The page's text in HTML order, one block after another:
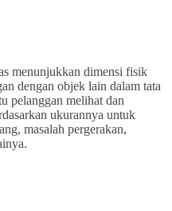
menunjukkan dimensi fisik
dengan objek lain dalam tata
pelanggan melihat dan
ukurannya untuk
masalah pergerakan,